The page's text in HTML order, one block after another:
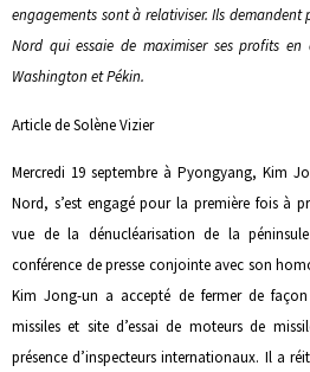
engagements sont à relativiser. Ils demandent
Nord qui essaie de maximiser ses profits
Washington et Pékin.
Article de Solène Vizier
Mercredi 19 septembre à Pyongyang, Kim
Nord, s’est engagé pour la première fois à
vue de la dénucléarisation de la
conférence de presse conjointe avec son
Kim Jong-un a accepté de fermer de
missiles et site d’essai de moteurs de
présence d’inspecteurs internationaux. Il a